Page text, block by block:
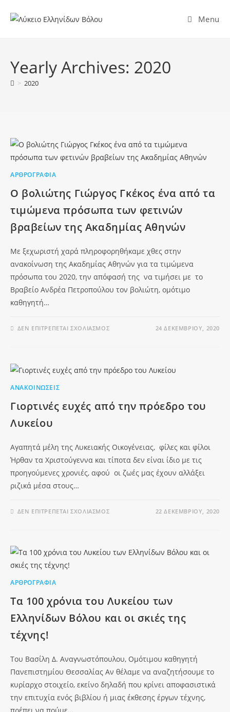
Menu
Yearly Archives: 2020
> 2020
ΑΡΘΡΟΓΡΑΦΊΑ
Ο βολιώτης Γιώργος Γκέκος ένα από τα
τιμώμενα πρόσωπα των φετινών
βραβείων της Ακαδημίας Αθηνών
Με ξεχωριστή χαρά πληροφορηθήκαμε χθες στην
ανακοίνωση της Ακαδημίας Αθηνών για τα τιμώμενα
πρόσωπα του 2020, την απόφασή της να τιμήσει με το
Βραβείο Ανδρέα Πετροπούλου τον βολιώτη, ομότιμο
καθηγητή…
ΔΕΝ ΕΠΙΤΡΈΠΕΤΑΙ ΣΧΟΛΙΑΣΜΌΣ 24 ΔΕΚΕΜΒΡΊΟΥ, 2020
ΑΝΑΚΟΙΝΏΣΕΙΣ
Γιορτινές ευχές από την πρόεδρο του
Λυκείου
Αγαπητά μέλη της Λυκειακής Οικογένειας, φίλες και φίλοι
Ήρθαν τα Χριστούγεννα και τίποτα δεν είναι ίδιο με τις
προηγούμενες χρονιές, αφού οι ζωές μας έχουν αλλάξει
ριζικά μέσα στους…
ΔΕΝ ΕΠΙΤΡΈΠΕΤΑΙ ΣΧΟΛΙΑΣΜΌΣ 22 ΔΕΚΕΜΒΡΊΟΥ, 2020
ΑΡΘΡΟΓΡΑΦΊΑ
Τα 100 χρόνια του Λυκείου των
Ελληνίδων Βόλου και οι σκιές της
τέχνης!
Του Βασίλη Δ. Αναγνωστόπουλου, Ομότιμου καθηγητή
Πανεπιστημίου Θεσσαλίας Αν θέλαμε να αναζητήσουμε το
κυρίαρχο στοιχείο, εκείνο δηλαδή που κρίνει αποφασιστικά
την επιτυχία ενός βιβλίου ή μιας έκθεσης έργων τέχνης,